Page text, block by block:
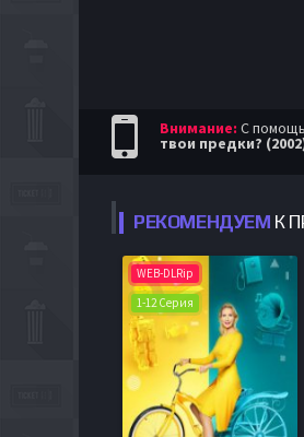
Внимание: С
твои предки?
РЕКОМЕНДУЕМ К
WEB-DLRip
1-12 Серия